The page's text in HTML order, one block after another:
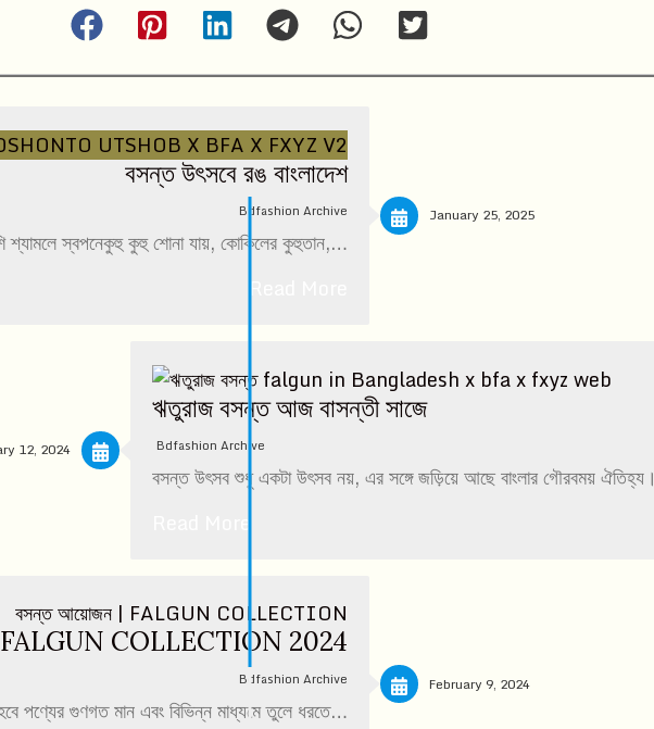
বসন্ত উৎসবে রঙ বাংলাদেশ
Bdfashion Archive
শ্যামলে স্বপনেকুহু কুহু শোনা যায়, কোকিলের কুহুতান,…
January 25, 2025
ঋতুরাজ বসন্ত আজ বাসন্তী সাজে
Bdfashion Archive
বসন্ত উৎসব শুধু একটা উৎসব নয়, এর সঙ্গে জড়িয়ে আছে বাংলার গৌরবময় ঐতিহ্য।
12, 2024
COLLECTION 2024
Bdfashion Archive
পণ্যের গুণগত মান এবং বিভিন্ন মাধ্যমে তুলে ধরতে…
February 9, 2024